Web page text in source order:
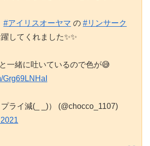
#アイリスオーヤマ の #リンサーク
してくれました✨✨
一緒に吐いているので色が😅
Grg69LNHaI
ライ減(_ _)） (@chocco_1107)